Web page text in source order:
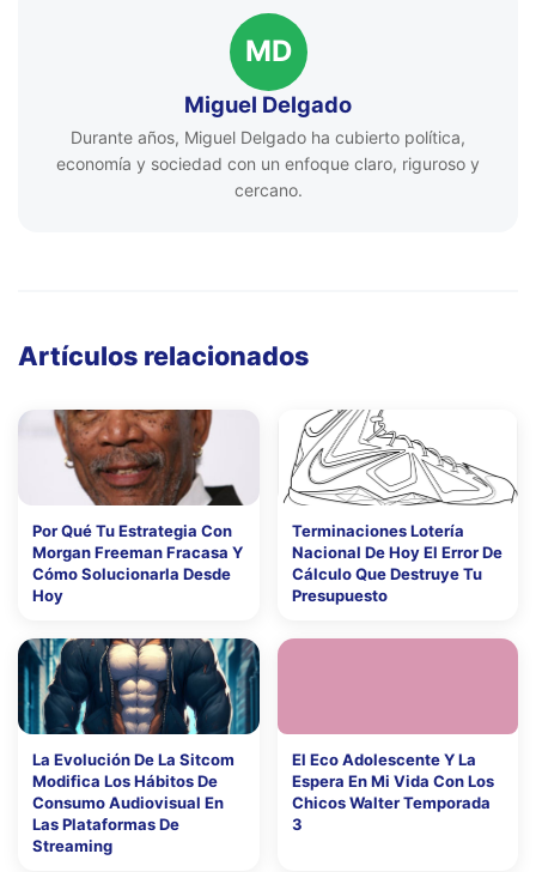
MD
Miguel Delgado
Durante años, Miguel Delgado ha cubierto política,
economía y sociedad con un enfoque claro, riguroso y
cercano.
Artículos relacionados
Por Qué Tu Estrategia Con
Morgan Freeman Fracasa Y
Cómo Solucionarla Desde
Hoy
Terminaciones Lotería
Nacional De Hoy El Error De
Cálculo Que Destruye Tu
Presupuesto
La Evolución De La Sitcom
Modifica Los Hábitos De
Consumo Audiovisual En
Las Plataformas De
Streaming
El Eco Adolescente Y La
Espera En Mi Vida Con Los
Chicos Walter Temporada
3